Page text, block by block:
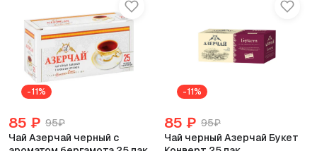
-11%
85 ₽ 95₽
Чай Азерчай черный с
-11%
85 ₽ 95₽
Чай черный Азерчай Букет